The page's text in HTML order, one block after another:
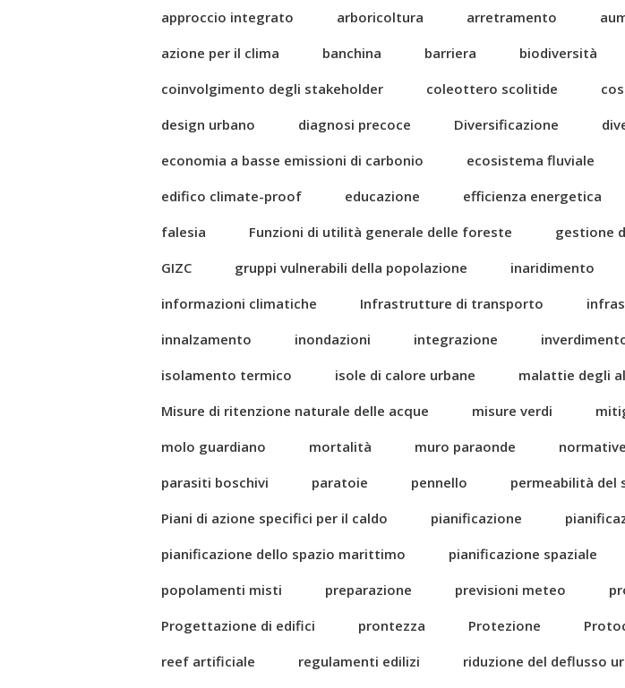
approccio integrato
arboricoltura arretramento
azione per il clima
banchina barriera biodiversità
coinvolgimento degli stakeholder
coleottero scolitide
design urbano
diagnosi precoce Diversificazione
economia a basse emissioni di carbonio
ecosistema fluviale
edifico climate-proof
educazione efficienza energetica
falesia
Funzioni di utilità generale delle foreste gestione
GIZC
gruppi vulnerabili della popolazione inaridimento
informazioni climatiche
Infrastrutture di transporto
innalzamento
inondazioni integrazione
isolamento termico
isole di calore urbane malattie degli
Misure di ritenzione naturale delle acque
misure verdi
molo guardiano
mortalità muro paraonde
parasiti boschivi
paratoie pennello permeabilità del
Piani di azione specifici per il caldo
pianificazione
pianificazione dello spazio marittimo
pianificazione spaziale
popolamenti misti
preparazione previsioni meteo
Progettazione di edifici
prontezza Protezione
reef artificiale
regulamenti edilizi riduzione del deflusso